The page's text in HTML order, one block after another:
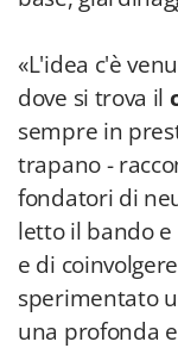
«L'idea c'è
dove si trova il
sempre in
trapano -
fondatori di
letto il bando
e di
sperimentato
una profonda